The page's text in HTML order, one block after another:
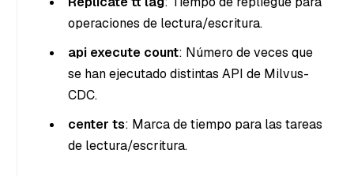
operaciones de lectura/escritura.
api execute count: Número de veces que
se han ejecutado distintas API de Milvus-
CDC.
center ts: Marca de tiempo para las tareas
de lectura/escritura.